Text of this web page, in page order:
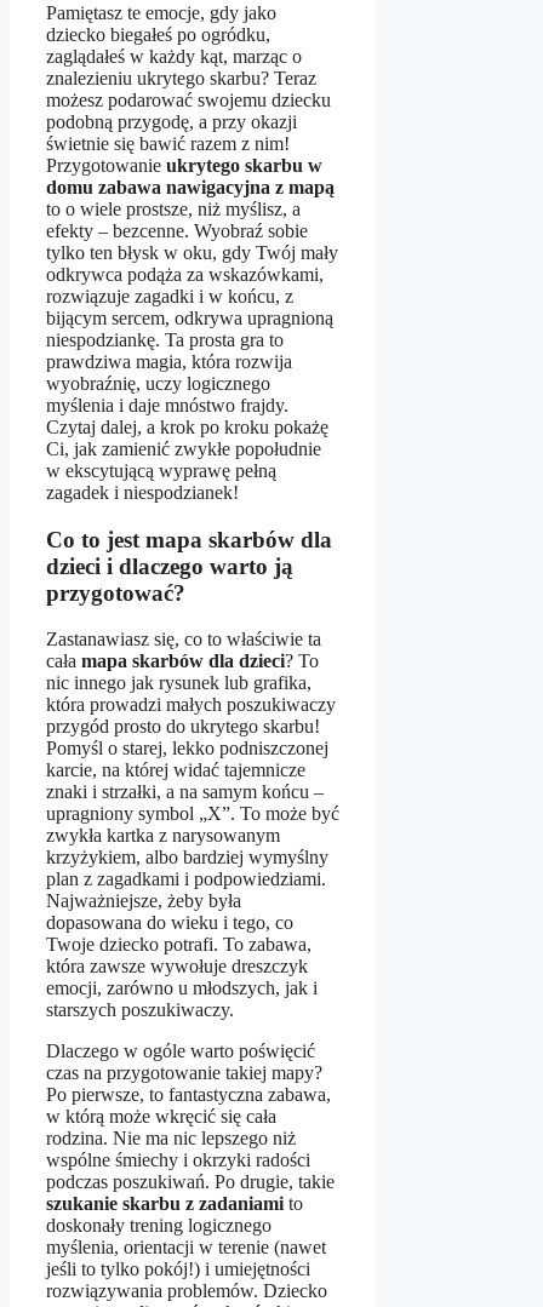
Pamiętasz te emocje, gdy jako
dziecko biegałeś po ogródku,
zaglądałeś w każdy kąt, marząc o
znalezieniu ukrytego skarbu? Teraz
możesz podarować swojemu dziecku
podobną przygodę, a przy okazji
świetnie się bawić razem z nim!
Przygotowanie ukrytego skarbu w
domu zabawa nawigacyjna z mapą
to o wiele prostsze, niż myślisz, a
efekty – bezcenne. Wyobraź sobie
tylko ten błysk w oku, gdy Twój mały
odkrywca podąża za wskazówkami,
rozwiązuje zagadki i w końcu, z
bijącym sercem, odkrywa upragnioną
niespodziankę. Ta prosta gra to
prawdziwa magia, która rozwija
wyobraźnię, uczy logicznego
myślenia i daje mnóstwo frajdy.
Czytaj dalej, a krok po kroku pokażę
Ci, jak zamienić zwykłe popołudnie
w ekscytującą wyprawę pełną
zagadek i niespodzianek!
Co to jest mapa skarbów dla
dzieci i dlaczego warto ją
przygotować?
Zastanawiasz się, co to właściwie ta
cała mapa skarbów dla dzieci? To
nic innego jak rysunek lub grafika,
która prowadzi małych poszukiwaczy
przygód prosto do ukrytego skarbu!
Pomyśl o starej, lekko podniszczonej
karcie, na której widać tajemnicze
znaki i strzałki, a na samym końcu –
upragniony symbol „X”. To może być
zwykła kartka z narysowanym
krzyżykiem, albo bardziej wymyślny
plan z zagadkami i podpowiedziami.
Najważniejsze, żeby była
dopasowana do wieku i tego, co
Twoje dziecko potrafi. To zabawa,
która zawsze wywołuje dreszczyk
emocji, zarówno u młodszych, jak i
starszych poszukiwaczy.
Dlaczego w ogóle warto poświęcić
czas na przygotowanie takiej mapy?
Po pierwsze, to fantastyczna zabawa,
w którą może wkręcić się cała
rodzina. Nie ma nic lepszego niż
wspólne śmiechy i okrzyki radości
podczas poszukiwań. Po drugie, takie
szukanie skarbu z zadaniami to
doskonały trening logicznego
myślenia, orientacji w terenie (nawet
jeśli to tylko pokój!) i umiejętności
rozwiązywania problemów. Dziecko